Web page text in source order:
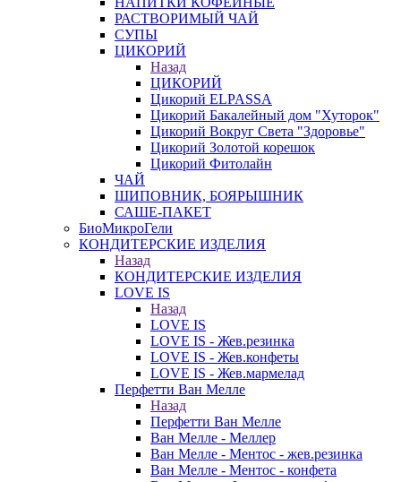
РАСТВОРИМЫЙ ЧАЙ
СУПЫ
ЦИКОРИЙ
Назад
ЦИКОРИЙ
Цикорий ELPASSA
Цикорий Бакалейный дом "Хуторок"
Цикорий Вокруг Света "Здоровье"
Цикорий Золотой корешок
Цикорий Фитолайн
ЧАЙ
ШИПОВНИК, БОЯРЫШНИК
САШЕ-ПАКЕТ
БиоМикроГели
КОНДИТЕРСКИЕ ИЗДЕЛИЯ
Назад
КОНДИТЕРСКИЕ ИЗДЕЛИЯ
LOVE IS
Назад
LOVE IS
LOVE IS - Жев.резинка
LOVE IS - Жев.конфеты
LOVE IS - Жев.мармелад
Перфетти Ван Мелле
Назад
Перфетти Ван Мелле
Ван Мелле - Меллер
Ван Мелле - Ментос - жев.резинка
Ван Мелле - Ментос - конфета